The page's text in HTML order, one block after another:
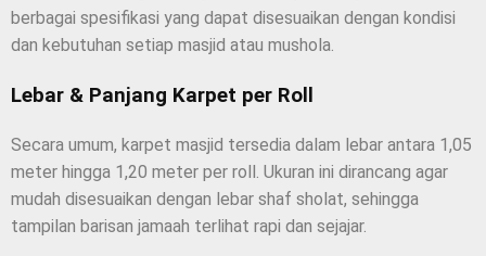
berbagai spesifikasi yang dapat disesuaikan dengan kondisi
dan kebutuhan setiap masjid atau mushola.
Lebar & Panjang Karpet per Roll
Secara umum, karpet masjid tersedia dalam lebar antara 1,05
meter hingga 1,20 meter per roll. Ukuran ini dirancang agar
mudah disesuaikan dengan lebar shaf sholat, sehingga
tampilan barisan jamaah terlihat rapi dan sejajar.